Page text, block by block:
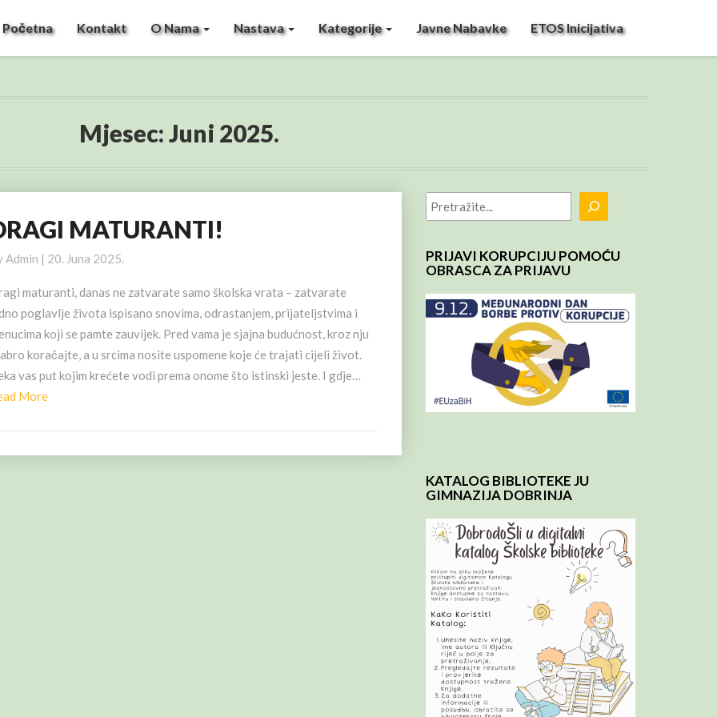
Početna Kontakt O Nama Nastava Kategorije Javne Nabavke ETOS Inicijativa
Mjesec:Juni 2025.
MATURANTI!
Admin | 20. Juna 2025.
maturanti, danas ne zatvarate samo školska vrata – zatvarate
poglavlje života ispisano snovima, odrastanjem, prijateljstvima i
koji se pamte zauvijek. Pred vama je sjajna budućnost, kroz nju
koračajte, a u srcima nosite uspomene koje će trajati cijeli život.
vas put kojim krećete vodi prema onome što istinski jeste. I gdje…
MoreRead
Pretraga
PRIJAVI KORUPCIJU POMOĆU
OBRASCA ZA PRIJAVU
KATALOG BIBLIOTEKE JU
GIMNAZIJA DOBRINJA